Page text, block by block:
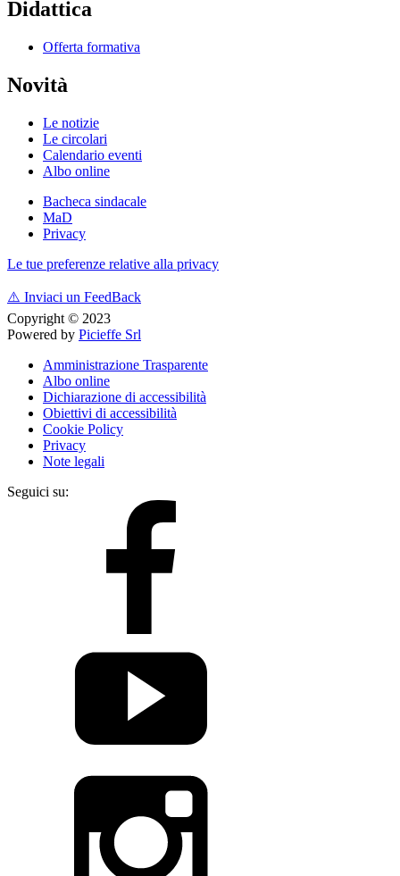
Didattica
Offerta formativa
Novità
Le notizie
Le circolari
Calendario eventi
Albo online
Bacheca sindacale
MaD
Privacy
Le tue preferenze relative alla privacy
⚠️ Inviaci un FeedBack
Copyright © 2023
Powered by Picieffe Srl
Amministrazione Trasparente
Albo online
Dichiarazione di accessibilità
Obiettivi di accessibilità
Cookie Policy
Privacy
Note legali
Seguici su: